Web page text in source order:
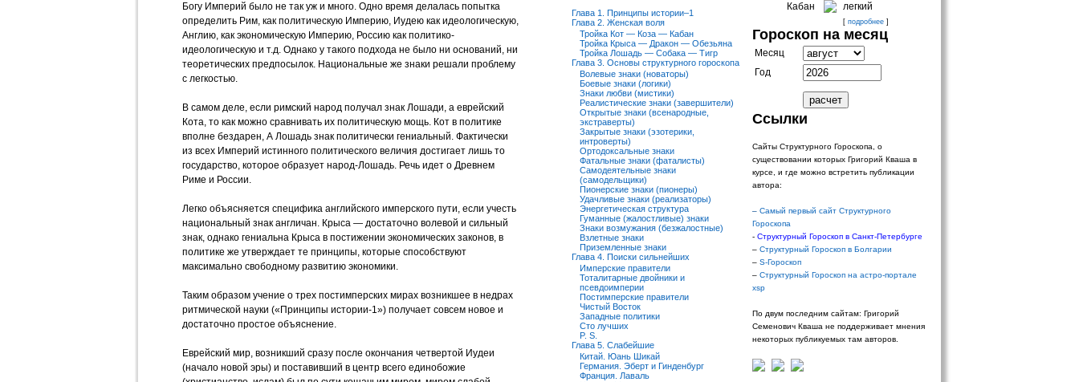
Богу Империй было не так уж и много. Одно время делалась попытка
определить Рим, как политическую Империю, Иудею как идеологическую,
Англию, как экономическую Империю, Россию как политико-
идеологическую и т.д. Однако у такого подхода не было ни оснований, ни
теоретических предпосылок. Национальные же знаки решали проблему
с легкостью.
В самом деле, если римский народ получал знак Лошади, а еврейский
Кота, то как можно сравнивать их политическую мощь. Кот в политике
вполне бездарен, А Лошадь знак политически гениальный. Фактически
из всех Империй истинного политического величия достигает лишь то
государство, которое образует народ-Лошадь. Речь идет о Древнем
Риме и России.
Легко объясняется специфика английского имперского пути, если учесть
национальный знак англичан. Крыса — достаточно волевой и сильный
знак, однако гениальна Крыса в постижении экономических законов, в
политике же утверждает те принципы, которые способствуют
максимально свободному развитию экономики.
Таким образом учение о трех постимперских мирах возникшее в недрах
ритмической науки («Принципы истории-1») получает совсем новое и
достаточно простое объяснение.
Еврейский мир, возникший сразу после окончания четвертой Иудеи
(начало новой эры) и поставивший в центр всего единобожие
Глава 1. Принципы истории–1
Глава 2. Женская воля
Тройка Кот — Коза — Кабан
Тройка Крыса — Дракон — Обезьяна
Тройка Лошадь — Собака — Тигр
Глава 3. Основы структурного гороскопа
Волевые знаки (новаторы)
Боевые знаки (логики)
Знаки любви (мистики)
Реалистические знаки (завершители)
Открытые знаки (всенародные,
экстраверты)
Закрытые знаки (эзотерики,
интроверты)
Ортодоксальные знаки
Фатальные знаки (фаталисты)
Самодеятельные знаки
(самодельщики)
Пионерские знаки (пионеры)
Удачливые знаки (реализаторы)
Энергетическая структура
Гуманные (жалостливые) знаки
Знаки возмужания (безжалостные)
Взлетные знаки
Приземленные знаки
Глава 4. Поиски сильнейших
Имперские правители
Тоталитарные двойники и
псевдоимперии
Постимперские правители
Чистый Восток
Западные политики
Сто лучших
P. S.
Глава 5. Слабейшие
Китай. Юань Шикай
Германия. Эберт и Гинденбург
Франция. Лаваль
Кабан
легкий
[ подробнее ]
Гороскоп на месяц
Месяц
Год
Ссылки
Сайты Структурного Гороскопа, о
существовании которых Григорий Кваша в
курсе, и где можно встретить публикации
автора:
– Самый первый сайт Структурного
Гороскопа
- Структурный Гороскоп в Санкт-Петербурге
– Структурный Гороскоп в Болгарии
– S-Гороскоп
– Структурный Гороскоп на астро-портале
xsp
По двум последним сайтам: Григорий
Семенович Кваша не поддерживает мнения
некоторых публикуемых там авторов.